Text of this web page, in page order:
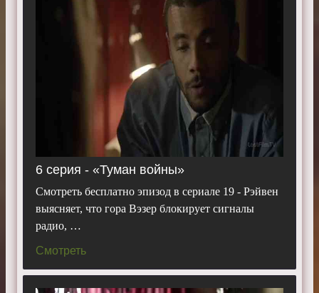
6 серия - «Туман войны»
Смотреть бесплатно эпизод в сериале 19 - Рэйвен
выясняет, что гора Вэзер блокирует сигналы
радио, …
Смотреть